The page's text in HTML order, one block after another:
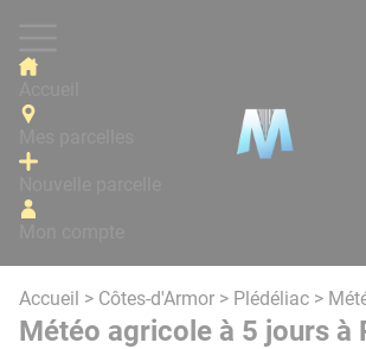
Accueil > Côtes-d'Armor > Plédéliac >
Météo agricole à 5 jours à